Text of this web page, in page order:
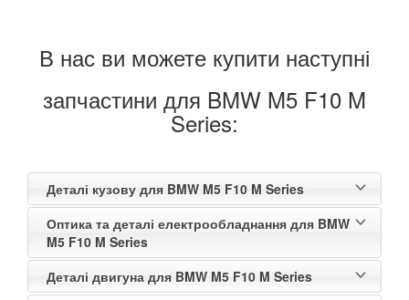
В нас ви можете купити наступні
запчастини для BMW M5 F10 M
Series:
Деталі кузову для BMW M5 F10 M Series
Оптика та деталі електрообладнання для BMW
M5 F10 M Series
Деталі двигуна для BMW M5 F10 M Series